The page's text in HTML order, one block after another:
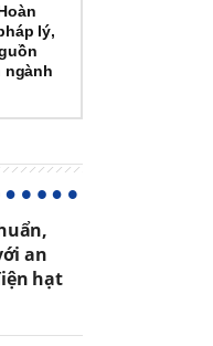
lý,
ngành
an
hạt